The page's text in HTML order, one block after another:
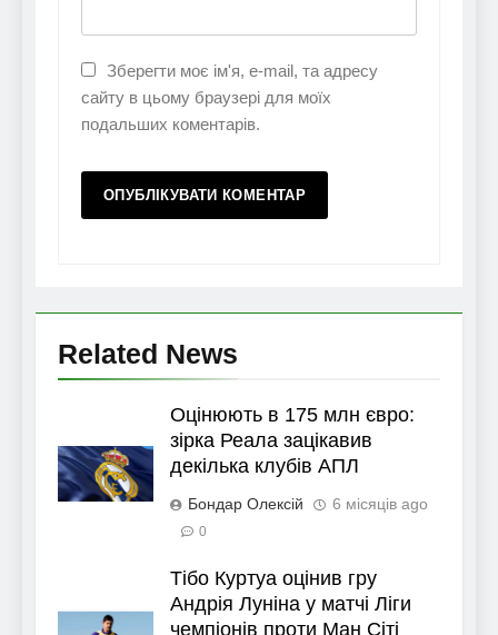
Зберегти моє ім'я, e-mail, та адресу
сайту в цьому браузері для моїх
подальших коментарів.
Related News
Оцінюють в 175 млн євро:
зірка Реала зацікавив
декілька клубів АПЛ
Бондар Олексій 6 місяців ago
0
Тібо Куртуа оцінив гру
Андрія Луніна у матчі Ліги
чемпіонів проти Ман Сіті